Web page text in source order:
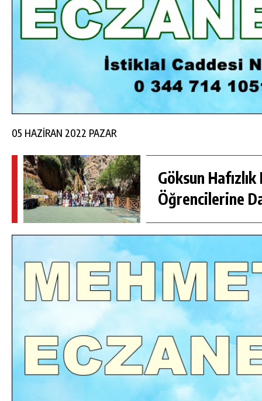
05 HAZİRAN 2022 PAZAR
Göksun Hafızlık
Öğrencilerine
GÖKSUN HAFIZLIK KIZ KUR’AN KURSU
ÖĞRENCILERINE DARENDE GEZISI.